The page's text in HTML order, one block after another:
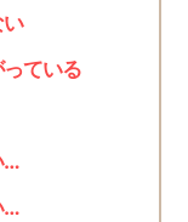
ている
…
…